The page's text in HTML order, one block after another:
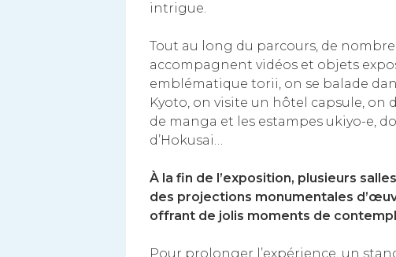
intrigue.
Tout au long du parcours, de
accompagnent vidéos et objets
emblématique torii, on se balade
Kyoto, on visite un hôtel capsule, on
de manga et les estampes ukiyo-e,
d’Hokusai…
À la fin de l’exposition, plusieurs
des projections monumentales
offrant de jolis moments de
Pour prolonger l’expérience, un